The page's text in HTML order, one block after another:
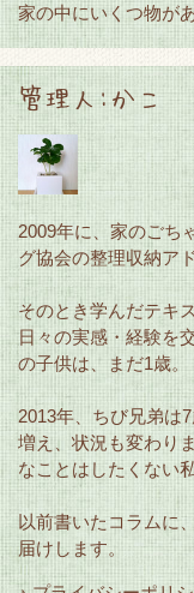
家の中にいくつ物が
管理人:かこ
2009年に、家のごち
グ協会の整理収納ア
そのとき学んだテキ
日々の実感・経験を
の子供は、まだ1歳。
2013年、ちび兄弟は
増え、状況も変わり
なことはしたくない私
以前書いたコラムに
届けします。